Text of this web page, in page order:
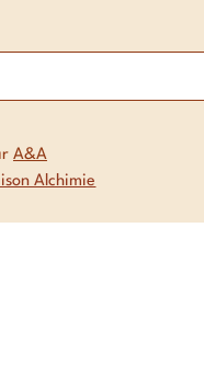
A&A
Alchimie